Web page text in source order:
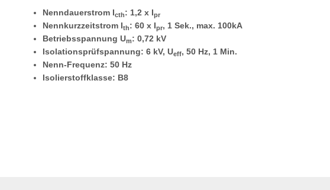
Nenndauerstrom Icth: 1,2 x Ipr
Nennkurzzeitstrom Ith: 60 x Ipr, 1 Sek., max. 100kA
Betriebsspannung Um: 0,72 kV
Isolationsprüfspannung: 6 kV, Ueff, 50 Hz, 1 Min.
Nenn-Frequenz: 50 Hz
Isolierstoffklasse: B8